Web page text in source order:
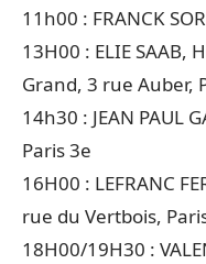
11h00 : FRANCK
13H00 : ELIE
Grand, 3 rue Auber,
14h30 : JEAN PAUL
Paris 3e
16H00 : LEFRANC
rue du Vertbois,
18H00/19H30 :